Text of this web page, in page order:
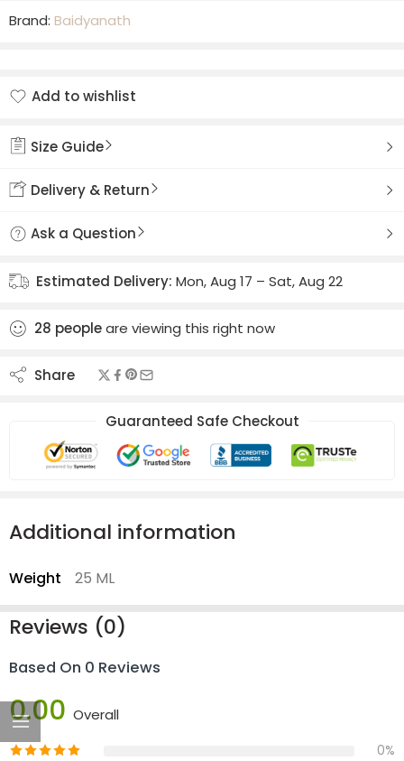
Brand: Baidyanath
Add to wishlist
Size Guide
Delivery & Return
Ask a Question
Estimated Delivery: Mon, Aug 17 – Sat, Aug 22
28 peopleare viewing this right now
Share
Guaranteed Safe Checkout
Additional information
Weight 25 ML
Reviews (0)
Based On 0 Reviews
0.00 Overall
0%